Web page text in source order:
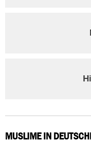
MUSLIME IN